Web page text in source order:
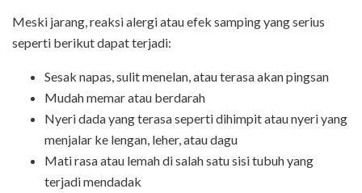
Meski jarang, reaksi alergi atau efek samping yang serius
seperti berikut dapat terjadi:
Sesak napas, sulit menelan, atau terasa akan pingsan
Mudah memar atau berdarah
Nyeri dada yang terasa seperti dihimpit atau nyeri yang
menjalar ke lengan, leher, atau dagu
Mati rasa atau lemah di salah satu sisi tubuh yang
terjadi mendadak